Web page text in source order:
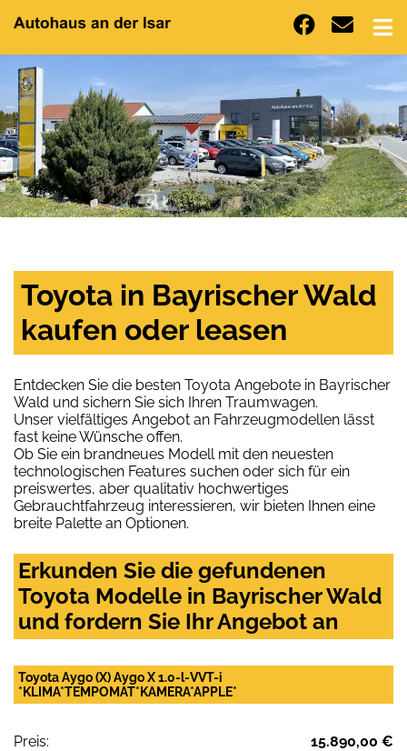
Toyota in Bayrischer Wald
kaufen oder leasen
Entdecken Sie die besten Toyota Angebote in Bayrischer
Wald und sichern Sie sich Ihren Traumwagen.
Unser vielfältiges Angebot an Fahrzeugmodellen lässt
fast keine Wünsche offen.
Ob Sie ein brandneues Modell mit den neuesten
technologischen Features suchen oder sich für ein
preiswertes, aber qualitativ hochwertiges
Gebrauchtfahrzeug interessieren, wir bieten Ihnen eine
breite Palette an Optionen.
Erkunden Sie die gefundenen
Toyota Modelle in Bayrischer Wald
und fordern Sie Ihr Angebot an
Toyota Aygo (X) Aygo X 1.0-l-VVT-i
*KLIMA*TEMPOMAT*KAMERA*APPLE*
Preis:
15.890,00 €